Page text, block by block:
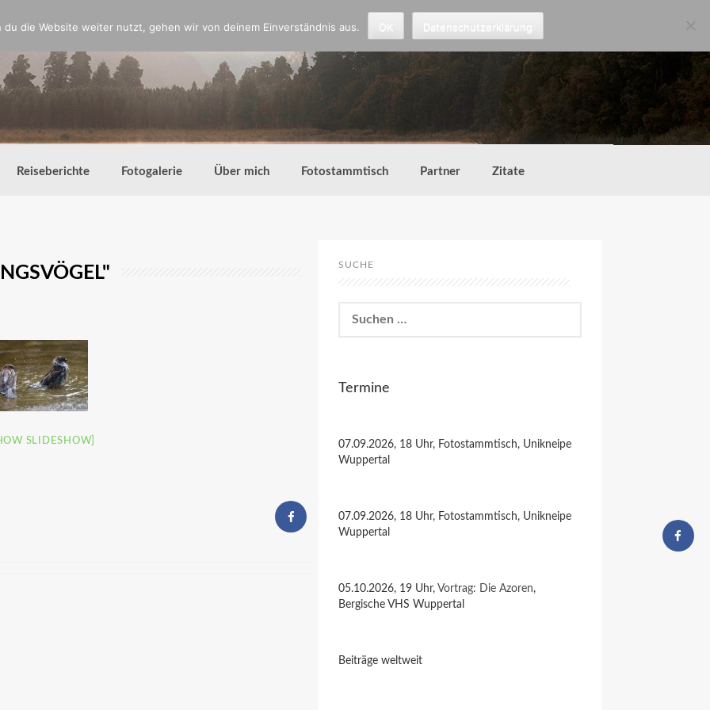
Reiseberichte Fotogalerie Über mich Fotostammtisch Partner Zitate
SLIDESHOW]
SUCHE
nach:
Termine
07.09.2026, 18 Uhr, Fotostammtisch, Unikneipe
Wuppertal
07.09.2026, 18 Uhr, Fotostammtisch, Unikneipe
Wuppertal
05.10.2026, 19 Uhr, Vortrag: Die Azoren,
Bergische VHS Wuppertal
Beiträge weltweit
die Website weiter nutzt, gehen wir von deinem Einverständnis aus.